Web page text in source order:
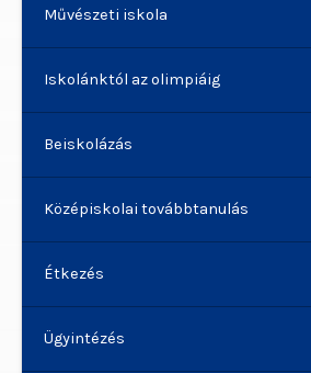
Művészeti iskola
Iskolánktól az olimpiáig
Beiskolázás
Középiskolai továbbtanulás
Étkezés
Ügyintézés